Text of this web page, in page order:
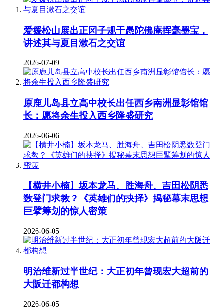
爱媛松山展出正冈子规于愚陀佛庵挥毫墨宝，
讲述其与夏目漱石之交谊
2026-07-09
原鹿儿岛县立高中校长出任西乡南洲显彰馆馆
长：愿将余生投入西乡隆盛研究
2026-06-06
【横井小楠】坂本龙马、胜海舟、吉田松阴悉
数登门求教？《英雄们的抉择》揭秘幕末思想
巨擘筹划的惊人密策
2026-06-05
明治维新过半世纪：大正初年曾现宏大超前的
大阪迁都构想
2026-06-05